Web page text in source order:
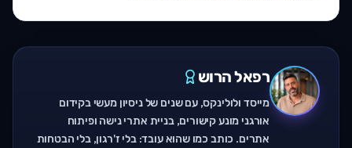
רפאל הרוש
מייסד ולולינקס, עם שנים של ניסיון מעשי בקידום
אורגני מונע קישורים, בניית אתרי נישה ופיתוח
אתרים. כותב כמו שהוא עובד: בלי ז'רגון, בלי הבטחות